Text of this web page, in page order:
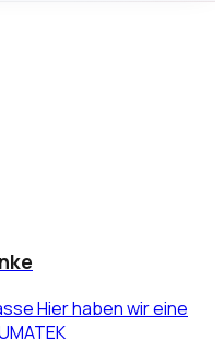
Hier haben wir eine